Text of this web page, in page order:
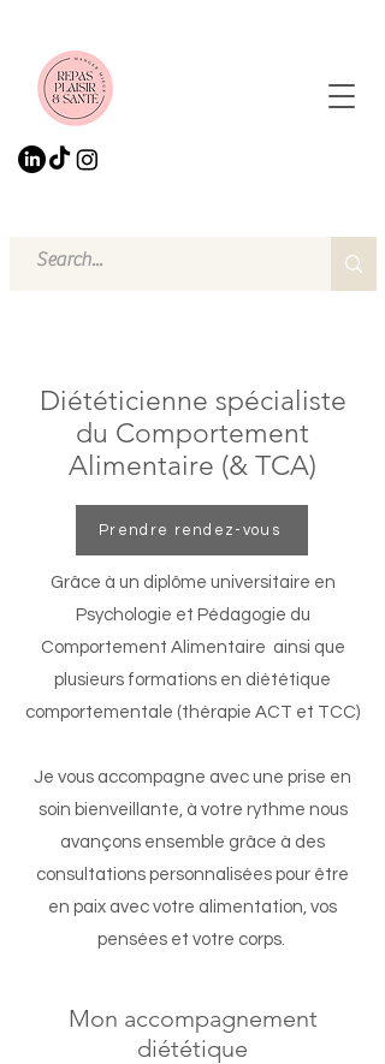
Diététicienne spécialiste
du Comportement
Alimentaire (& TCA)
Prendre rendez-vous
Grâce à un diplôme universitaire en
Psychologie et Pédagogie du
Comportement Alimentaire ainsi que
plusieurs formations en diététique
comportementale (thérapie ACT et TCC)
Je vous accompagne avec une prise en
soin bienveillante, à votre rythme nous
avançons ensemble grâce à des
consultations personnalisées pour être
en paix avec votre alimentation, vos
pensées et votre corps.
Mon accompagnement
diététique